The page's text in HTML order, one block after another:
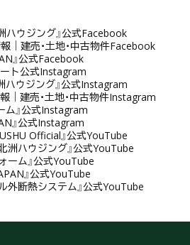
ハウジング』公式Facebook
｜建売・土地・中古物件Facebook
』公式Facebook
ト公式Instagram
ハウジング』公式Instagram
｜建売・土地・中古物件Instagram
ム』公式Instagram
』公式Instagram
Official』公式YouTube
洲ハウジング』公式YouTube
ーム』公式YouTube
』公式YouTube
外断熱システム』公式YouTube